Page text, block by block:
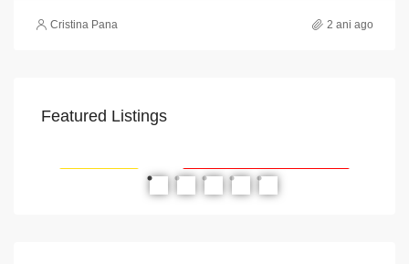
Cristina Pana 2 ani ago
Featured Listings
PROPRIETATEA A FOST ÎNCHIRIATĂ